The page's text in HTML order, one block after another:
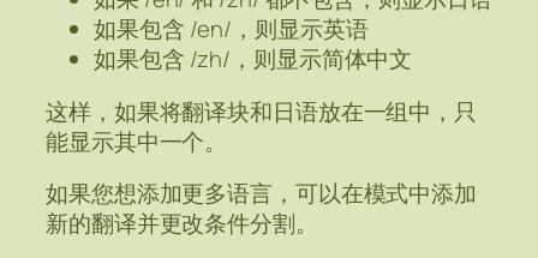
如果包含 /en/，则显示英语
如果包含 /zh/，则显示简体中文
这样，如果将翻译块和日语放在一组中，只
能显示其中一个。
如果您想添加更多语言，可以在模式中添加
新的翻译并更改条件分割。